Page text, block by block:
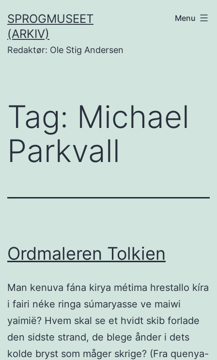
til
indhold
SPROGMUSEET
(ARKIV)
Redaktør: Ole Stig Andersen
Menu
Tag: Michael
Parkvall
Ordmaleren Tolkien
Man kenuva fána kirya métima hrestallo kíra
i fairi néke ringa súmaryasse ve maiwi
yaimië? Hvem skal se et hvidt skib forlade
den sidste strand, de blege ånder i dets
kolde bryst som måger skrige? (Fra quenya-